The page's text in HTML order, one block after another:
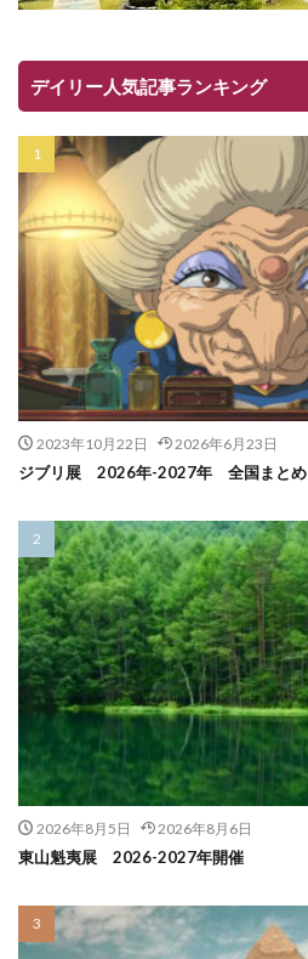
デイリー人気記事ランキング
2023年10月22日 2026年6月23日
ジブリ展 2026年-2027年 全国まとめ
2026年8月5日 2026年8月6日
東山魁夷展 2026-2027年開催